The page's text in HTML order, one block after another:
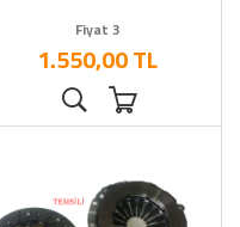
Fiyat 3
1.550,00 TL